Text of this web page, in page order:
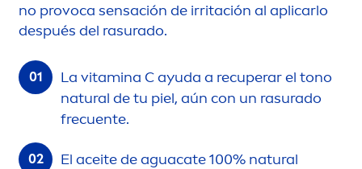
no provoca sensación de irritación al aplicarlo
después del rasurado.
La vitamina C ayuda a recuperar el tono
natural de tu piel, aún con un rasurado
frecuente.
El aceite de aguacate 100% natural